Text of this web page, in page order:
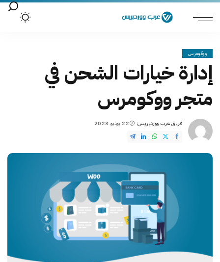
ووكومرس
إدارة خيارات الشحن في
متجر ووكومرس
Posted
by
فريق عرب ووردبريس 22 يونيو 2023